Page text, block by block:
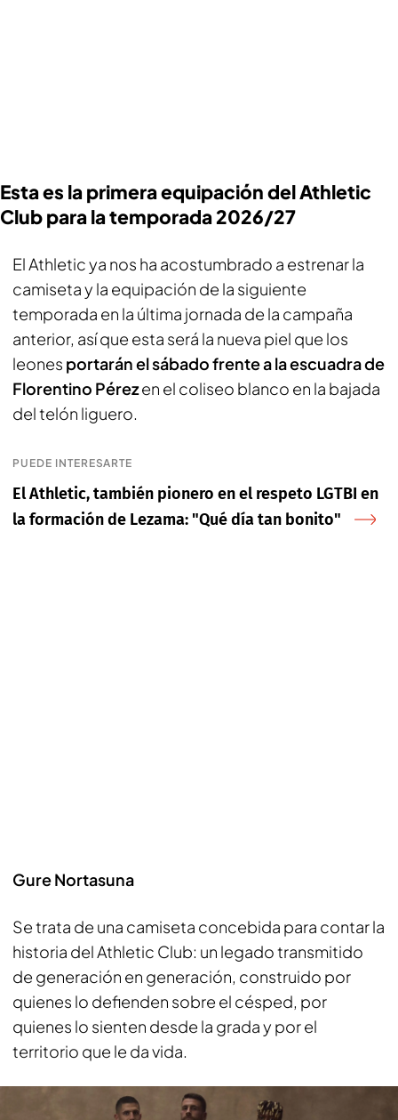
Esta es la primera equipación del Athletic
Club para la temporada 2026/27
El Athletic ya nos ha acostumbrado a estrenar la
camiseta y la equipación de la siguiente
temporada en la última jornada de la campaña
anterior, así que esta será la nueva piel que los
leones portarán el sábado frente a la escuadra de
Florentino Pérezen el coliseo blanco en la bajada
del telón liguero.
PUEDE INTERESARTE
El Athletic, también pionero en el respeto LGTBI en
la formación de Lezama: "Qué día tan bonito"
Gure Nortasuna
Se trata de una camiseta concebida para contar la
historia del Athletic Club: un legado transmitido
de generación en generación, construido por
quienes lo defienden sobre el césped, por
quienes lo sienten desde la grada y por el
territorio que le da vida.